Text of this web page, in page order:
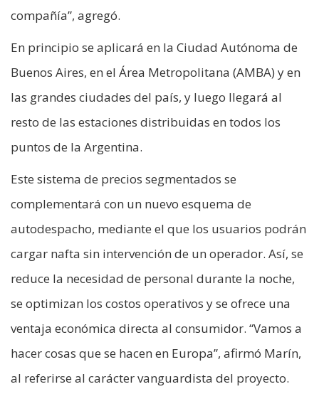
compañía”, agregó.
En principio se aplicará en la Ciudad Autónoma de
Buenos Aires, en el Área Metropolitana (AMBA) y en
las grandes ciudades del país, y luego llegará al
resto de las estaciones distribuidas en todos los
puntos de la Argentina.
Este sistema de precios segmentados se
complementará con un nuevo esquema de
autodespacho, mediante el que los usuarios podrán
cargar nafta sin intervención de un operador. Así, se
reduce la necesidad de personal durante la noche,
se optimizan los costos operativos y se ofrece una
ventaja económica directa al consumidor. “Vamos a
hacer cosas que se hacen en Europa”, afirmó Marín,
al referirse al carácter vanguardista del proyecto.